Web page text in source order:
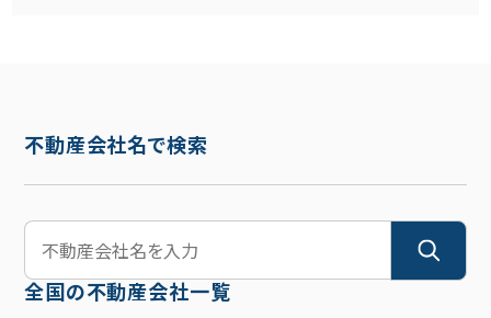
不動産会社名で検索
全国の不動産会社一覧